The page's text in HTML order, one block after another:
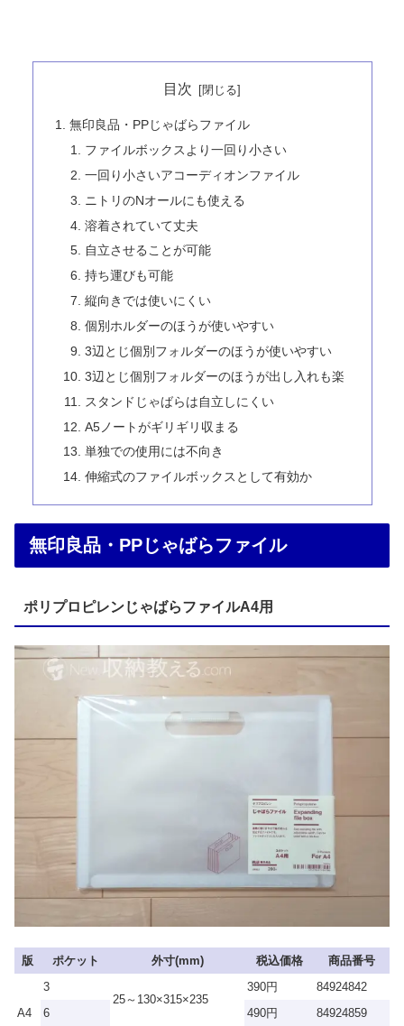
目次
無印良品・PPじゃばらファイル
ファイルボックスより一回り小さい
一回り小さいアコーディオンファイル
ニトリのNオールにも使える
溶着されていて丈夫
自立させることが可能
持ち運びも可能
縦向きでは使いにくい
個別ホルダーのほうが使いやすい
3辺とじ個別フォルダーのほうが使いやすい
3辺とじ個別フォルダーのほうが出し入れも楽
スタンドじゃばらは自立しにくい
A5ノートがギリギリ収まる
単独での使用には不向き
伸縮式のファイルボックスとして有効か
無印良品・PPじゃばらファイル
ポリプロピレンじゃばらファイルA4用
版 ポケット 外寸(mm) 税込価格 商品番号
A4
3
25～130×315×235
390円
84924842
6
490円
84924859